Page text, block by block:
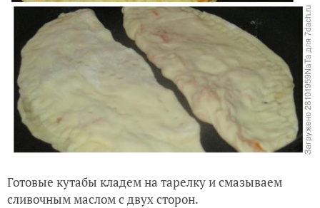
Готовые кутабы кладем на тарелку и смазываем
сливочным маслом с двух сторон.